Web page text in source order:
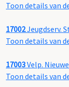
Toon details van
17002Jeugdserv.
Toon details van
17003Velp.
Toon details van